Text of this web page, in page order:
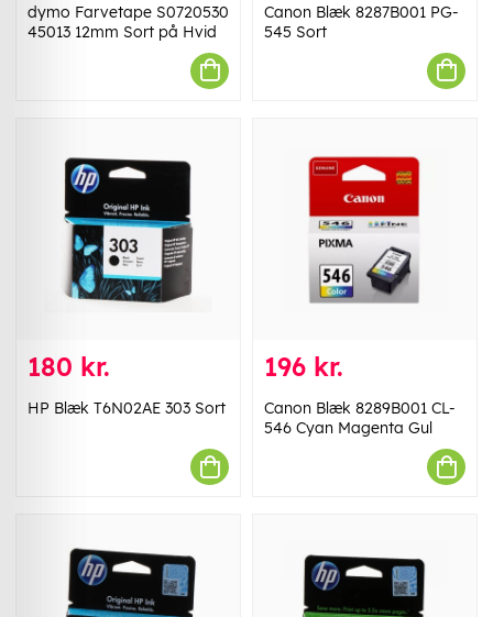
dymo Farvetape S0720530
45013 12mm Sort på Hvid
Canon Blæk 8287B001 PG-
545 Sort
180 kr.
HP Blæk T6N02AE 303 Sort
196 kr.
Canon Blæk 8289B001 CL-
546 Cyan Magenta Gul